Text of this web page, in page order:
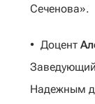
Сеченова».
Доцент
Надежным